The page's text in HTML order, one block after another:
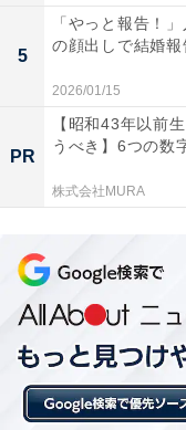
5
「やっと報告！
の顔出しで結婚
2026/01/15
PR
【昭和43年以前
うべき】6つの数
株式会社MURA